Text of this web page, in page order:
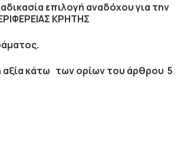
επιλογή αναδόχου για την
ΚΡΗΤΗΣ
κάτω των ορίων του άρθρου 5